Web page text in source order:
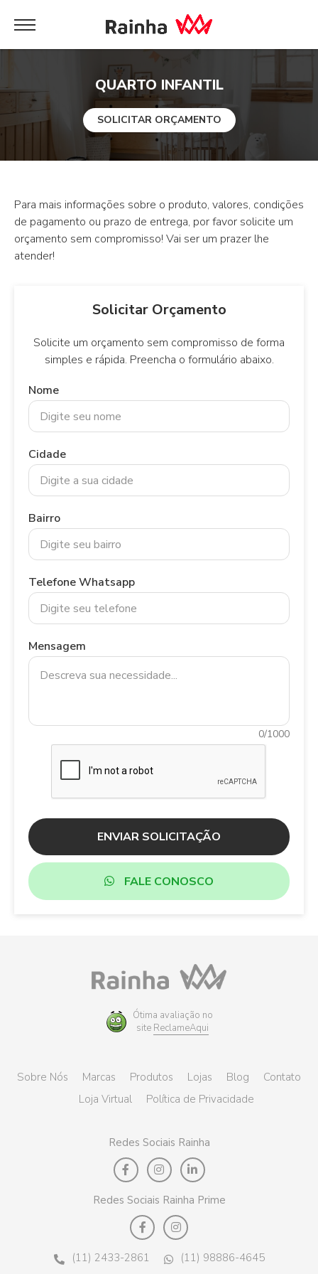
QUARTO INFANTIL
SOLICITAR ORÇAMENTO
Para mais informações sobre o produto, valores, condições
de pagamento ou prazo de entrega, por favor solicite um
orçamento sem compromisso! Vai ser um prazer lhe
atender!
Solicitar Orçamento
Solicite um orçamento sem compromisso de forma
simples e rápida. Preencha o formulário abaixo.
Nome
Cidade
Bairro
Telefone Whatsapp
Mensagem
0/1000
ENVIAR SOLICITAÇÃO
FALE CONOSCO
Ótima avaliação no
site ReclameAqui
Sobre Nós Marcas Produtos Lojas Blog
Contato
Loja Virtual
Política de Privacidade
Redes Sociais Rainha
Redes Sociais Rainha Prime
(11) 2433-2861 (11) 98886-4645